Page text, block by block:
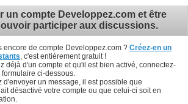
un compte Developpez.com et être
participer aux discussions.
encore de compte Developpez.com ? Créez-en un
, c'est entièrement gratuit !
déjà d'un compte et qu'il est bien activé, connectez-
ci-dessous.
d'envoyer un message, il est possible que
désactivé votre compte ou que celui-ci soit en